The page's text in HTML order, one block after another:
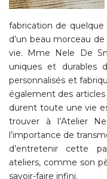
fabrication de
d’un beau morceau
vie. Mme Nele De
uniques et durables
personnalisés et
également des
durent toute une vie
trouver à l’Atelier
l’importance de
d’entretenir cette
ateliers, comme son
savoir-faire infini.